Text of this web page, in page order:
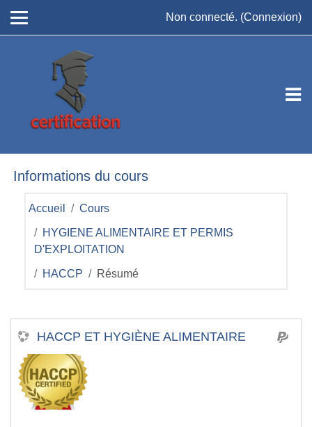
Non connecté. (Connexion)
Informations du cours
Accueil Cours
HYGIENE ALIMENTAIRE ET PERMIS
D'EXPLOITATION
HACCP Résumé
HACCP ET HYGIÈNE ALIMENTAIRE